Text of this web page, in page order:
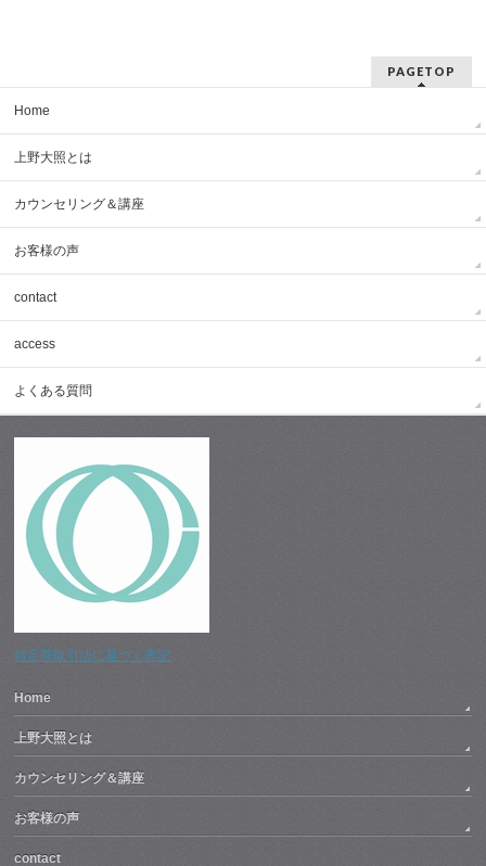
PAGETOP
Home
上野大照とは
カウンセリング＆講座
お客様の声
contact
access
よくある質問
特定商取引法に基づく表記
Home
上野大照とは
カウンセリング＆講座
お客様の声
contact